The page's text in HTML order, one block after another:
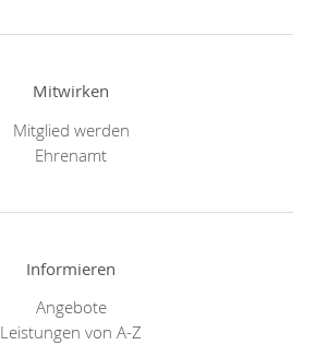
Mitwirken
Mitglied werden
Ehrenamt
Informieren
Angebote
Leistungen von A-Z